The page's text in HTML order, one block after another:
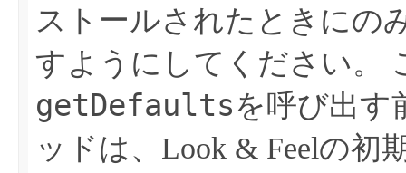
ストールされたときにの
すようにしてください。
getDefaultsを呼び出す
ッドは、Look & Feelの初